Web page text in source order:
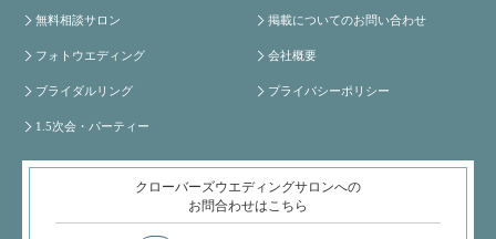
無料相談サロン
フォトウエディング
ブライダルリング
1.5次会・パーティー
掲載についてのお問い合わせ
会社概要
プライバシーポリシー
クローバーズウエディングサロンへの
お問合わせはこちら